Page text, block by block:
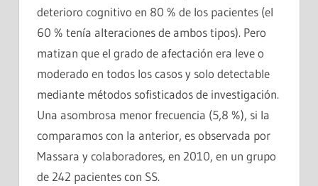
deterioro cognitivo en 80 % de los pacientes (el
60 % tenía alteraciones de ambos tipos). Pero
matizan que el grado de afectación era leve o
moderado en todos los casos y solo detectable
mediante métodos sofisticados de investigación.
Una asombrosa menor frecuencia (5,8 %), si la
comparamos con la anterior, es observada por
Massara y colaboradores, en 2010, en un grupo
de 242 pacientes con SS.